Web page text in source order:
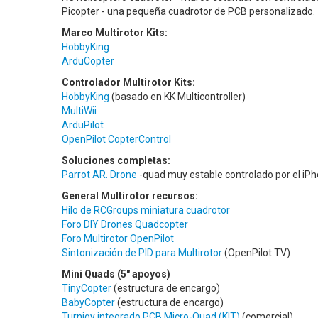
Picopter - una pequeña cuadrotor de PCB personalizado.
Marco Multirotor Kits:
HobbyKing
ArduCopter
Controlador Multirotor Kits:
HobbyKing (basado en KK Multicontroller)
MultiWii
ArduPilot
OpenPilot CopterControl
Soluciones completas:
Parrot AR. Drone -quad muy estable controlado por el
General Multirotor recursos:
Hilo de RCGroups miniatura cuadrotor
Foro DIY Drones Quadcopter
Foro Multirotor OpenPilot
Sintonización de PID para Multirotor(OpenPilot TV)
Mini Quads (5" apoyos)
TinyCopter(estructura de encargo)
BabyCopter(estructura de encargo)